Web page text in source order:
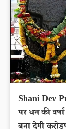
Shani Dev
पर धन की